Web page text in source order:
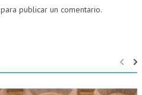
para publicar un comentario.